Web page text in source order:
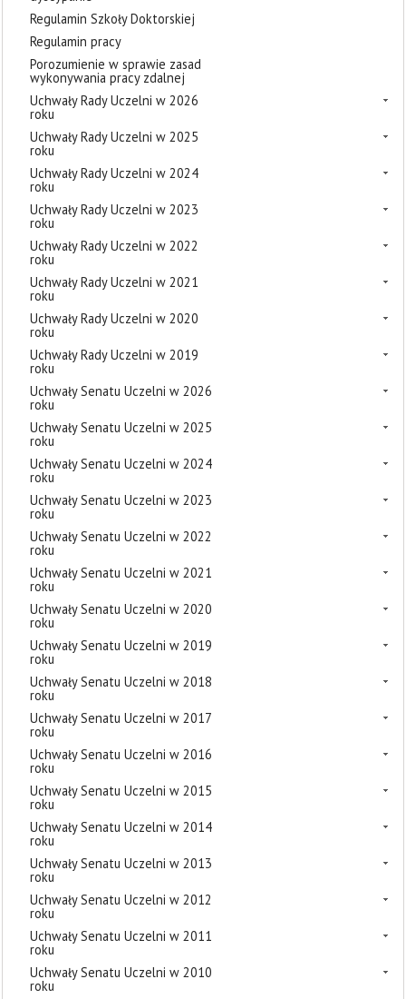
Regulamin Szkoły Doktorskiej
Regulamin pracy
Porozumienie w sprawie zasad
wykonywania pracy zdalnej
Uchwały Rady Uczelni w 2026
roku
Uchwały Rady Uczelni w 2025
roku
Uchwały Rady Uczelni w 2024
roku
Uchwały Rady Uczelni w 2023
roku
Uchwały Rady Uczelni w 2022
roku
Uchwały Rady Uczelni w 2021
roku
Uchwały Rady Uczelni w 2020
roku
Uchwały Rady Uczelni w 2019
roku
Uchwały Senatu Uczelni w 2026
roku
Uchwały Senatu Uczelni w 2025
roku
Uchwały Senatu Uczelni w 2024
roku
Uchwały Senatu Uczelni w 2023
roku
Uchwały Senatu Uczelni w 2022
roku
Uchwały Senatu Uczelni w 2021
roku
Uchwały Senatu Uczelni w 2020
roku
Uchwały Senatu Uczelni w 2019
roku
Uchwały Senatu Uczelni w 2018
roku
Uchwały Senatu Uczelni w 2017
roku
Uchwały Senatu Uczelni w 2016
roku
Uchwały Senatu Uczelni w 2015
roku
Uchwały Senatu Uczelni w 2014
roku
Uchwały Senatu Uczelni w 2013
roku
Uchwały Senatu Uczelni w 2012
roku
Uchwały Senatu Uczelni w 2011
roku
Uchwały Senatu Uczelni w 2010
roku